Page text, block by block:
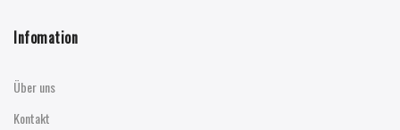
Infomation
Über uns
Kontakt